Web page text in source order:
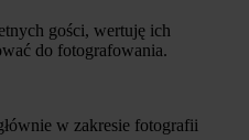
gości, wertuję ich
do fotografowania.
w zakresie fotografii